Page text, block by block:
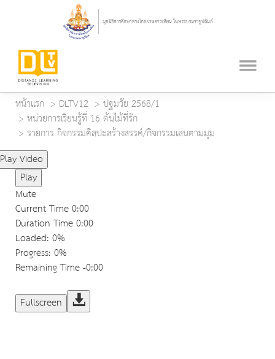
หน้าแรก DLTV12
ปฐมวัย 2568/1
หน่วยการเรียนรู้ที่ 16 ต้นไม้ที่รัก
รายการ กิจกรรมศิลปะสร้างสรรค์/กิจกรรมเล่นตามมุม
Play Video
Play
Mute
Current Time0:00
Duration Time0:00
Loaded: 0%
Progress: 0%
Remaining Time-0:00
Fullscreen